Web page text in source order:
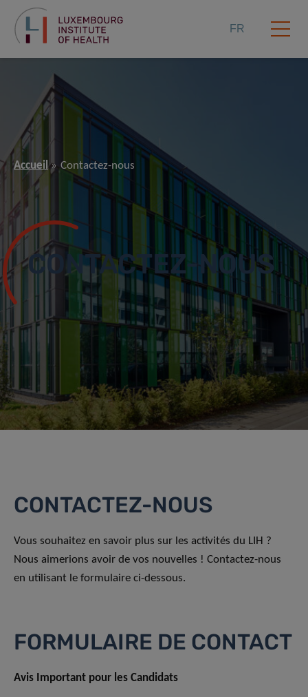
FR
Accueil Contactez-nous
CONTACTEZ-NOUS
CONTACTEZ-NOUS
Vous souhaitez en savoir plus sur les activités du LIH ?
Nous aimerions avoir de vos nouvelles ! Contactez-nous
en utilisant le formulaire ci-dessous.
FORMULAIRE DE CONTACT
Avis Important pour les Candidats